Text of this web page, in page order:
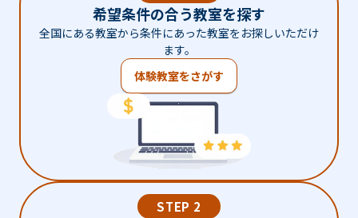
希望条件の合う教室を探す
全国にある教室から条件にあった教室をお探しいただけ
ます。
体験教室をさがす
STEP 2